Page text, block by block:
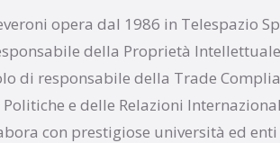
opera dal 1986 in Telespazio
della Proprietà
di responsabile della Trade
Politiche e delle Relazioni
con prestigiose università ed